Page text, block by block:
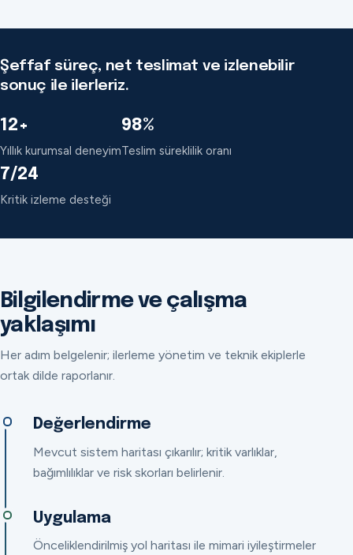
Şeffaf süreç, net teslimat ve izlenebilir
sonuç ile ilerleriz.
12+
Yıllık kurumsal deneyim
98%
Teslim süreklilik oranı
7/24
Kritik izleme desteği
Bilgilendirme ve çalışma
yaklaşımı
Her adım belgelenir; ilerleme yönetim ve teknik ekiplerle
ortak dilde raporlanır.
Değerlendirme
Mevcut sistem haritası çıkarılır; kritik varlıklar,
bağımlılıklar ve risk skorları belirlenir.
Uygulama
Önceliklendirilmiş yol haritası ile mimari iyileştirmeler